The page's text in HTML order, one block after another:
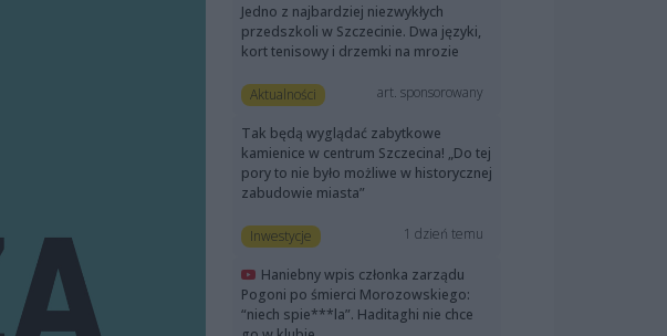
Jedno z najbardziej niezwykłych
przedszkoli w Szczecinie. Dwa języki,
kort tenisowy i drzemki na mrozie
Aktualności art. sponsorowany
Tak będą wyglądać zabytkowe
kamienice w centrum Szczecina! „Do tej
pory to nie było możliwe w historycznej
zabudowie miasta”
Inwestycje 1 dzień temu
Haniebny wpis członka zarządu
Pogoni po śmierci Morozowskiego:
“niech spie***la”. Haditaghi nie chce